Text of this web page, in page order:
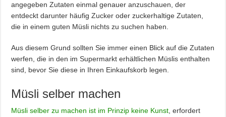
angegeben Zutaten einmal genauer anzuschauen, der
entdeckt darunter häufig Zucker oder zuckerhaltige Zutaten,
die in einem guten Müsli nichts zu suchen haben.
Aus diesem Grund sollten Sie immer einen Blick auf die Zutaten
werfen, die in den im Supermarkt erhältlichen Müslis enthalten
sind, bevor Sie diese in Ihren Einkaufskorb legen.
Müsli selber machen
Müsli selber zu machen ist im Prinzip keine Kunst , erfordert